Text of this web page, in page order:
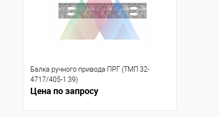
Балка ручного привода ПРГ (ТМП 32-
4717/405-1.39)
Цена по запросу